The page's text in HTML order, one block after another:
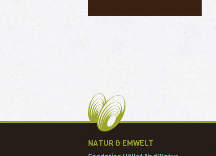
NATUR & EMWELT